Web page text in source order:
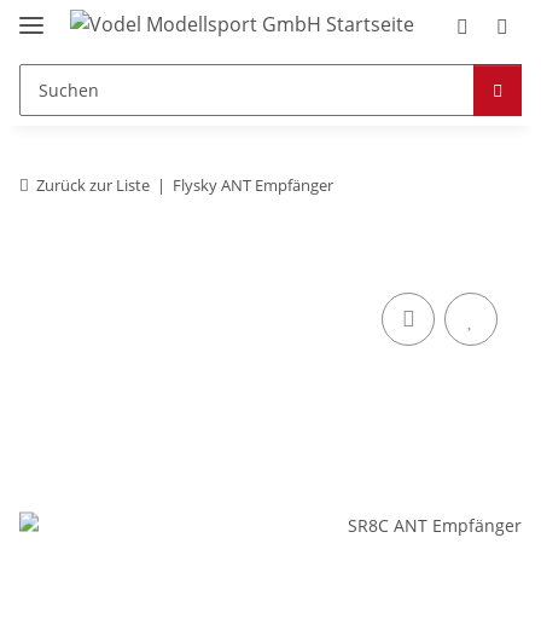
Zurück zur Liste Flysky ANT Empfänger